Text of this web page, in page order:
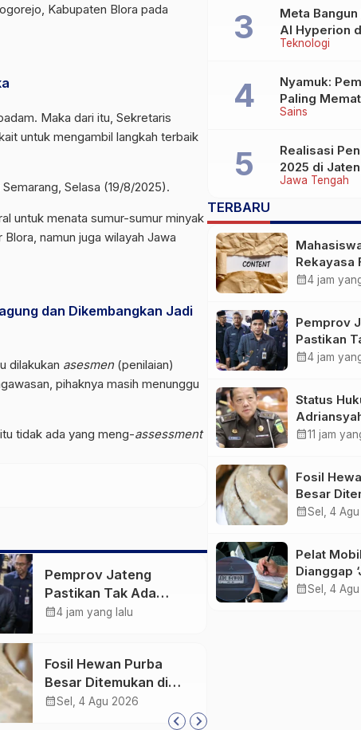
Kabupaten Blora pada
Maka dari itu, Sekretaris
untuk mengambil langkah terbaik
Selasa (19/8/2025).
untuk menata sumur-sumur minyak
namun juga wilayah Jawa
dan Dikembangkan Jadi
dilakukan asesmen(penilaian)
pihaknya masih menunggu
tidak ada yang meng-assessment
Pemprov Jateng
Pastikan Tak Ada
Kendala Pembayaran
ke Daerah
calendar_month4 jam yang lalu
Fosil Hewan Purba
Besar Ditemukan di
Sungai Piji Kudus
calendar_monthSel, 4 Agu 2026
Teknologi
Meta
AI Hyperion
Komputasi 5
Sains
Nyamuk:
Paling
Dunia yang
Jawa Tengah
Realisasi
2025 di
69,2 Persen
TERBARU
Rekayasa
Jadi
calendar_month4 jam
Pemprov
Pastikan
Kendala
Transfer
calendar_month4 jam
Status
50 Persen
calendar_month11 jam
Fosil
Besar
Sungai Piji
calendar_monthSel, 4
Pelat
Dianggap
Tak
calendar_monthSel, 4